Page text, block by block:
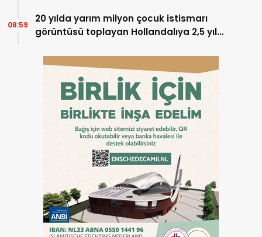
20 yılda yarım milyon çocuk istismarı
görüntüsü toplayan Hollandalıya 2,5 yıl
08:59